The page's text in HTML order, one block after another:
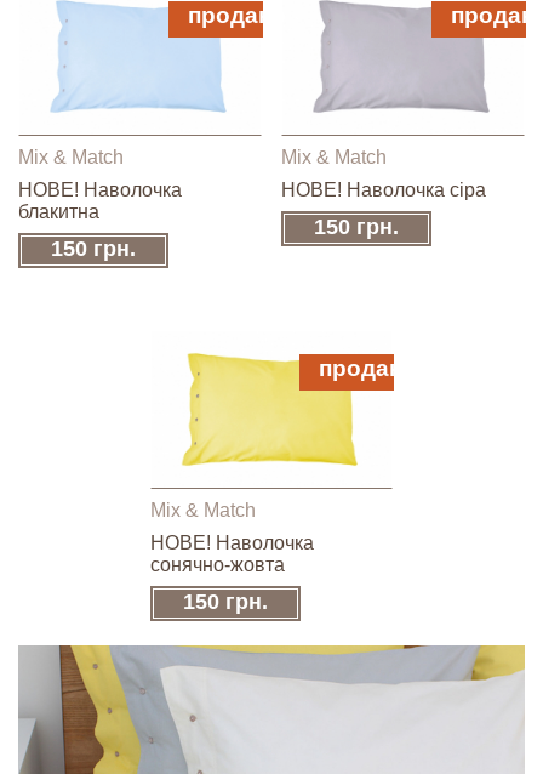
Mix & Match
НОВЕ! Наволочка
блакитна
150 грн.
продано
Mix & Match
НОВЕ! Наволочка сіра
150 грн.
Mix & Match
НОВЕ! Наволочка
сонячно-жовта
150 грн.
продано